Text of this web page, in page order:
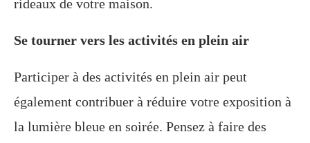
rideaux de votre maison.
Se tourner vers les activités en plein air
Participer à des activités en plein air peut
également contribuer à réduire votre exposition à
la lumière bleue en soirée. Pensez à faire des